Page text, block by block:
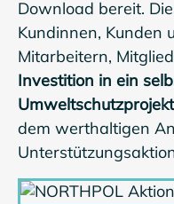
Download bereit.
Kundinnen, Kunden
Mitarbeitern,
Investition in ein
Umweltschutzprojekt
dem werthaltigen